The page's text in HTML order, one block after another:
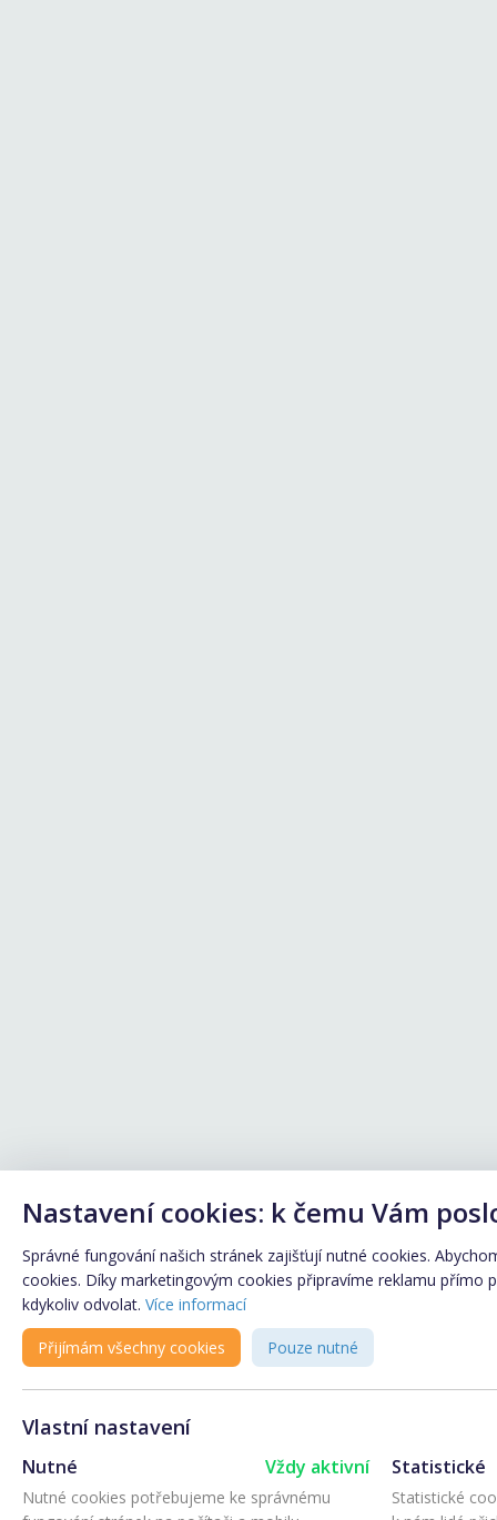
Nastavení cookies: k čemu Vám
Správné fungování našich stránek zajišťují nutné cookies.
cookies. Díky marketingovým cookies připravíme reklamu přímo
kdykoliv odvolat. Více informací
Přijímám všechny cookies Pouze nutné
Vlastní nastavení
Nutné Vždy aktivní
Nutné cookies potřebujeme ke správnému
Statistické
Statistické